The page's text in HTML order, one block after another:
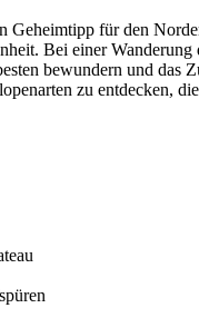
Geheimtipp für den
Bei einer
bewundern und
zu entdecken,